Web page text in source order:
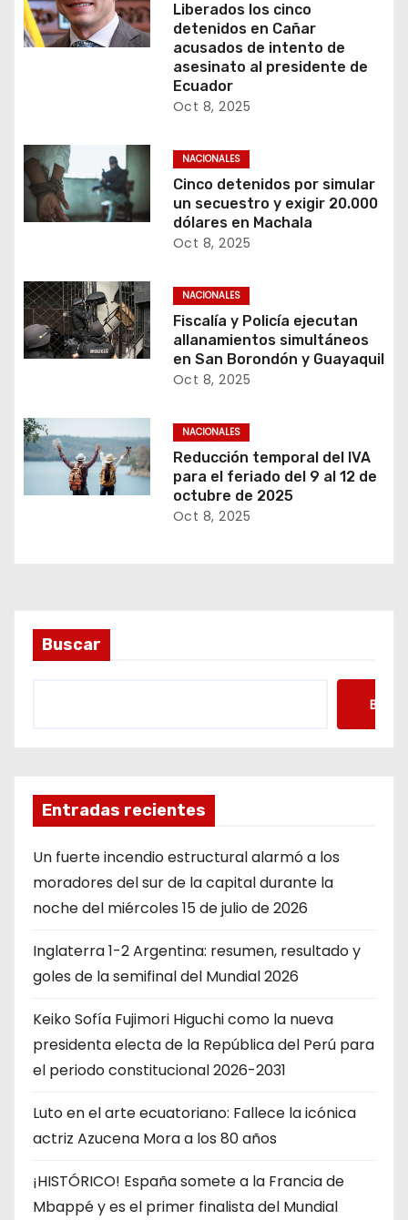
Liberados los cinco
detenidos en Cañar
acusados de intento de
asesinato al presidente de
Ecuador
Oct 8, 2025
NACIONALES
Cinco detenidos por simular
un secuestro y exigir 20.000
dólares en Machala
Oct 8, 2025
NACIONALES
Fiscalía y Policía ejecutan
allanamientos simultáneos
en San Borondón y Guayaquil
Oct 8, 2025
NACIONALES
Reducción temporal del IVA
para el feriado del 9 al 12 de
octubre de 2025
Oct 8, 2025
Buscar
Entradas recientes
Un fuerte incendio estructural alarmó a los
moradores del sur de la capital durante la
noche del miércoles 15 de julio de 2026
Inglaterra 1-2 Argentina: resumen, resultado y
goles de la semifinal del Mundial 2026
Keiko Sofía Fujimori Higuchi como la nueva
presidenta electa de la República del Perú para
el periodo constitucional 2026-2031
Luto en el arte ecuatoriano: Fallece la icónica
actriz Azucena Mora a los 80 años
¡HISTÓRICO! España somete a la Francia de
Mbappé y es el primer finalista del Mundial